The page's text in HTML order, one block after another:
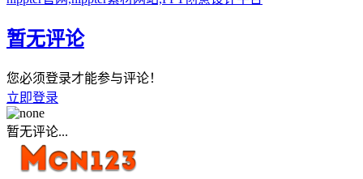
暂无评论
您必须登录才能参与评论！
立即登录
暂无评论...